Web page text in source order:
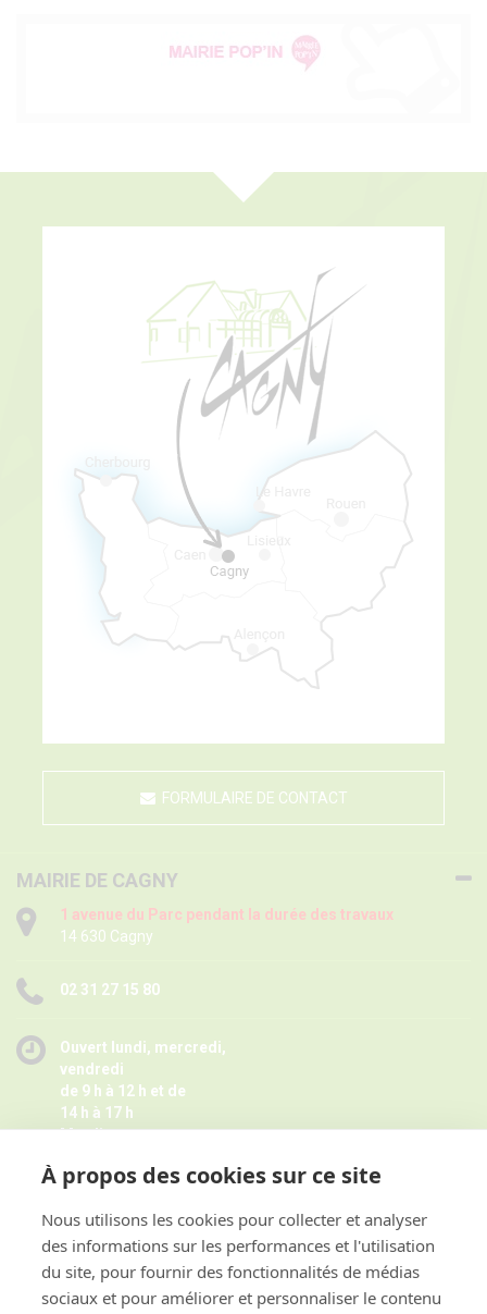
FORMULAIRE DE CONTACT
MAIRIE DE CAGNY
1 avenue du Parc pendant la durée des travaux
14 630 Cagny
02 31 27 15 80
Ouvert lundi, mercredi,
vendredi
de 9 h à 12 h et de
14 h à 17 h
Mardi
Jeudi de 14 h à 17 h -Fermé pendant les petites vacances
Horaires juillet août ici
et sur rendez-vous
À propos des cookies sur ce site
Nous utilisons les cookies pour collecter et analyser
des informations sur les performances et l'utilisation
du site, pour fournir des fonctionnalités de médias
sociaux et pour améliorer et personnaliser le contenu